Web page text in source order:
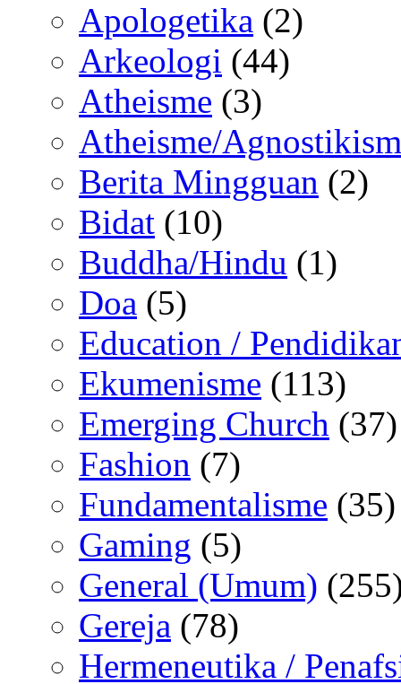
Apologetika (2)
Arkeologi (44)
Atheisme (3)
Atheisme/
Berita Mingguan (2)
Bidat (10)
Buddha/Hindu (1)
Doa (5)
Education /
Ekumenisme (113)
Emerging Church (37)
Fashion (7)
Fundamentalisme (35)
Gaming (5)
General (Umum)
Gereja (78)
Hermeneutika /